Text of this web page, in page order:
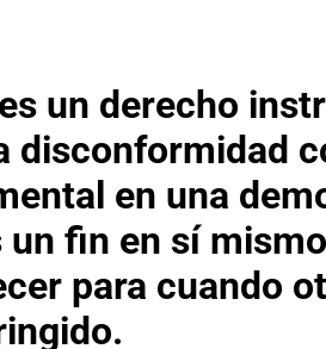
un derecho
disconformidad
en una
fin en sí
para cuando